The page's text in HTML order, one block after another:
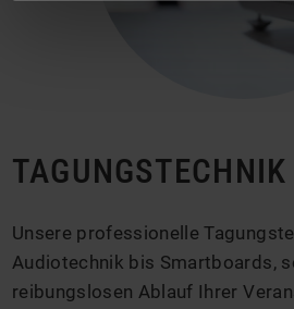
TAGUNGSTECHNIK
Unsere professionelle
Audiotechnik bis Smartboards,
reibungslosen Ablauf Ihrer